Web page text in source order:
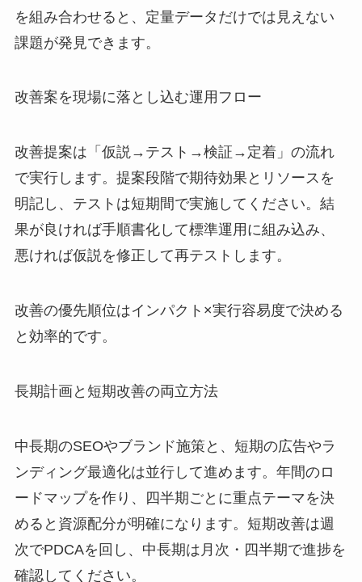
を組み合わせると、定量データだけでは見えない
課題が発見できます。
改善案を現場に落とし込む運用フロー
改善提案は「仮説→テスト→検証→定着」の流れ
で実行します。提案段階で期待効果とリソースを
明記し、テストは短期間で実施してください。結
果が良ければ手順書化して標準運用に組み込み、
悪ければ仮説を修正して再テストします。
改善の優先順位はインパクト×実行容易度で決める
と効率的です。
長期計画と短期改善の両立方法
中長期のSEOやブランド施策と、短期の広告やラ
ンディング最適化は並行して進めます。年間のロ
ードマップを作り、四半期ごとに重点テーマを決
めると資源配分が明確になります。短期改善は週
次でPDCAを回し、中長期は月次・四半期で進捗を
確認してください。